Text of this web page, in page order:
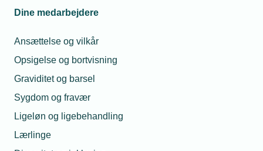
Dine medarbejdere
Ansættelse og vilkår
Opsigelse og bortvisning
Graviditet og barsel
Sygdom og fravær
Ligeløn og ligebehandling
Lærlinge
Opdateret: 29. maj 2026
Dansk El-Tavle Forening lancerer nye
tavlespecifikationsskemaer i
samarbejde med KASER
Dansk El-Tavle Forening har introduceret en ny generation
af tavlespecifikationsskemaer, som afløser de hidtidige